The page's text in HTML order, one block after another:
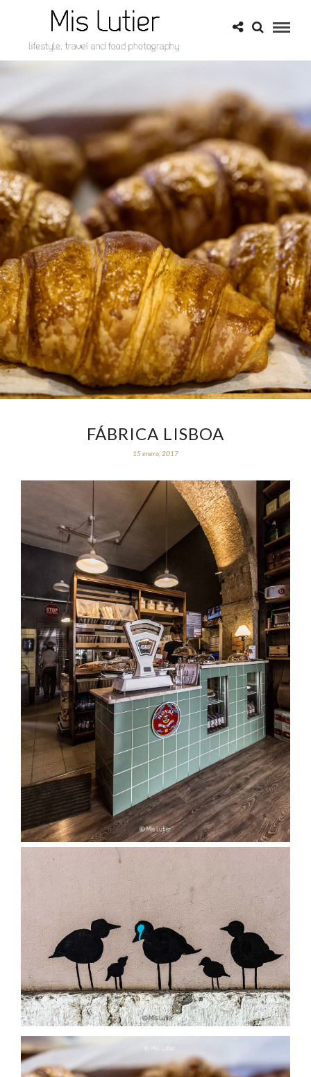
FÁBRICA LISBOA
15 enero, 2017